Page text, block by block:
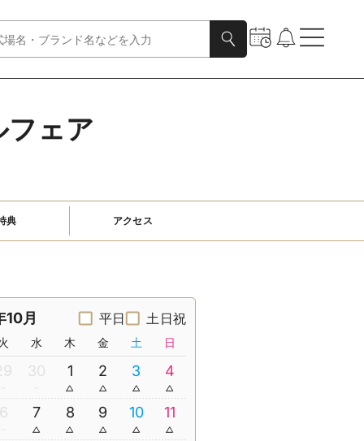
フェア
典 アクセス
月 平日 土日祝
水 木 金 土 日
30 1 2 3 4
7 8 9 10 11